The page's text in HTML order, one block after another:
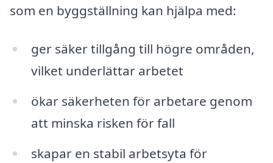
som en byggställning kan hjälpa med:
ger säker tillgång till högre områden,
vilket underlättar arbetet
ökar säkerheten för arbetare genom
att minska risken för fall
skapar en stabil arbetsyta för